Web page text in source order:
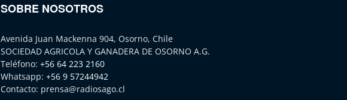
SOBRE NOSOTROS
Avenida Juan Mackenna 904, Osorno, Chile
SOCIEDAD AGRICOLA Y GANADERA DE OSORNO A.G.
Teléfono: +56 64 223 2160
Whatsapp: +56 9 57244942
Contacto: prensa@radiosago.cl